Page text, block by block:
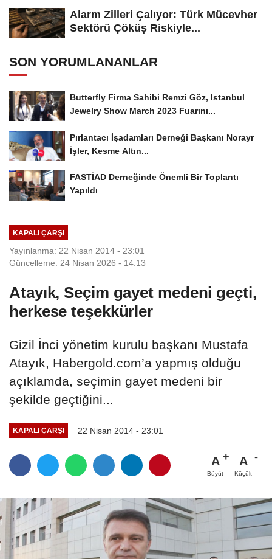
Alarm Zilleri Çalıyor: Türk Mücevher
Sektörü Çöküş Riskiyle...
SON YORUMLANANLAR
Butterfly Firma Sahibi Remzi Göz, Istanbul
Jewelry Show March 2023 Fuarını...
Pırlantacı İşadamları Derneği Başkanı Norayr
İşler, Kesme Altın...
FASTİAD Derneğinde Önemli Bir Toplantı
Yapıldı
KAPALI ÇARŞI
Yayınlanma: 22 Nisan 2014 - 23:01
Güncelleme: 24 Nisan 2026 - 14:13
Atayık, Seçim gayet medeni geçti,
herkese teşekkürler
Gizil İnci yönetim kurulu başkanı Mustafa
Atayık, Habergold.com’a yapmış olduğu
açıklamda, seçimin gayet medeni bir
şekilde geçtiğini...
KAPALI ÇARŞI 22 Nisan 2014 - 23:01
A
Büyüt
A
Küçült